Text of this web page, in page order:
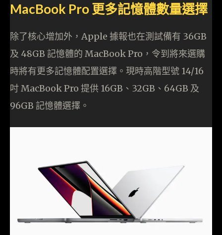
MacBook Pro 更多記憶體數量選擇
除了核心增加外，Apple 據報也在測試備有 36GB
及 48GB 記憶體的 MacBook Pro，令到將來選購
時將有更多記憶體配置選擇。現時高階型號 14/16
吋 MacBook Pro 提供 16GB、32GB、64GB 及
96GB 記憶體選擇。